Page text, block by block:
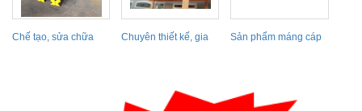
Chế tạo, sửa chữa
Chuyên thiết kế, gia
Sản phẩm máng cáp